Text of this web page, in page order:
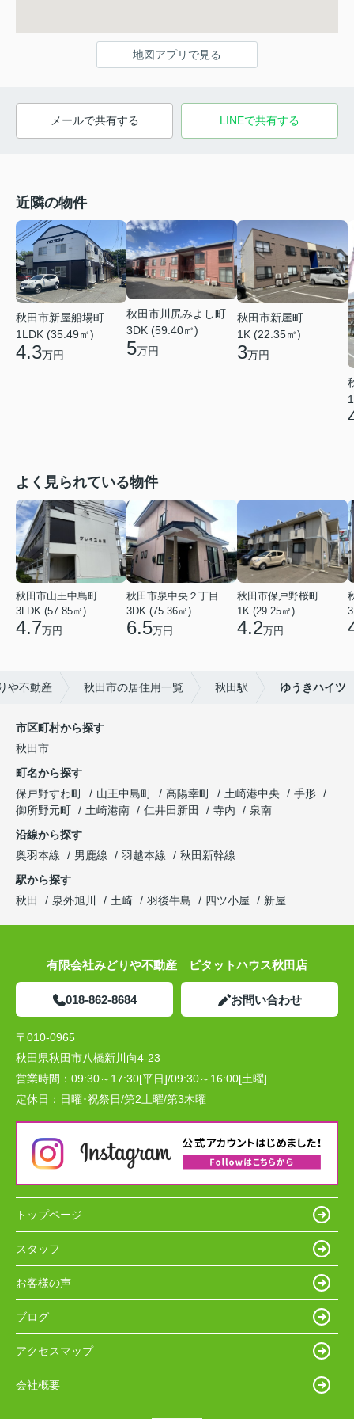
地図アプリで見る
メールで共有する LINEで共有する
近隣の物件
秋田市新屋船場町
1LDK (35.49㎡)
4.3万円
秋田市川尻みよし町
3DK (59.40㎡)
5万円
秋田市新屋町
1K (22.35㎡)
3万円
よく見られている物件
秋田市山王中島町
3LDK (57.85㎡)
4.7万円
秋田市泉中央２丁目
3DK (75.36㎡)
6.5万円
秋田市保戸野桜町
1K (29.25㎡)
4.2万円
や不動産 秋田市の居住用一覧 秋田駅 ゆうきハイツ
市区町村から探す
秋田市
町名から探す
保戸野すわ町
山王中島町 高陽幸町 土崎港中央
手形
御所野元町
土崎港南 仁井田新田 寺内
泉南
沿線から探す
奥羽本線
男鹿線 羽越本線
秋田新幹線
駅から探す
秋田
泉外旭川 土崎 羽後牛島 四ツ小屋 新屋
有限会社みどりや不動産 ピタットハウス秋田店
018-862-8684 お問い合わせ
〒010-0965
秋田県秋田市八橋新川向4-23
営業時間： 09:30～17:30[平日]/09:30～16:00[土曜]
定休日： 日曜･祝祭日/第2土曜/第3木曜
トップページ
スタッフ
お客様の声
ブログ
アクセスマップ
会社概要